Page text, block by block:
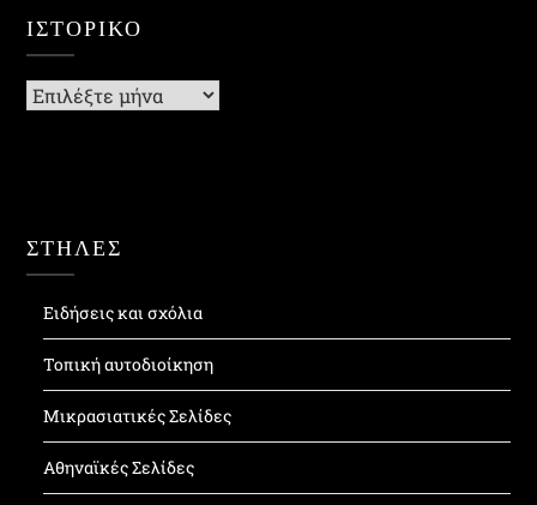
ΙΣΤΟΡΙΚΌ
Ιστορικό
ΣΤΗΛΕΣ
Ειδήσεις και σχόλια
Τοπική αυτοδιοίκηση
Μικρασιατικές Σελίδες
Αθηναϊκές Σελίδες